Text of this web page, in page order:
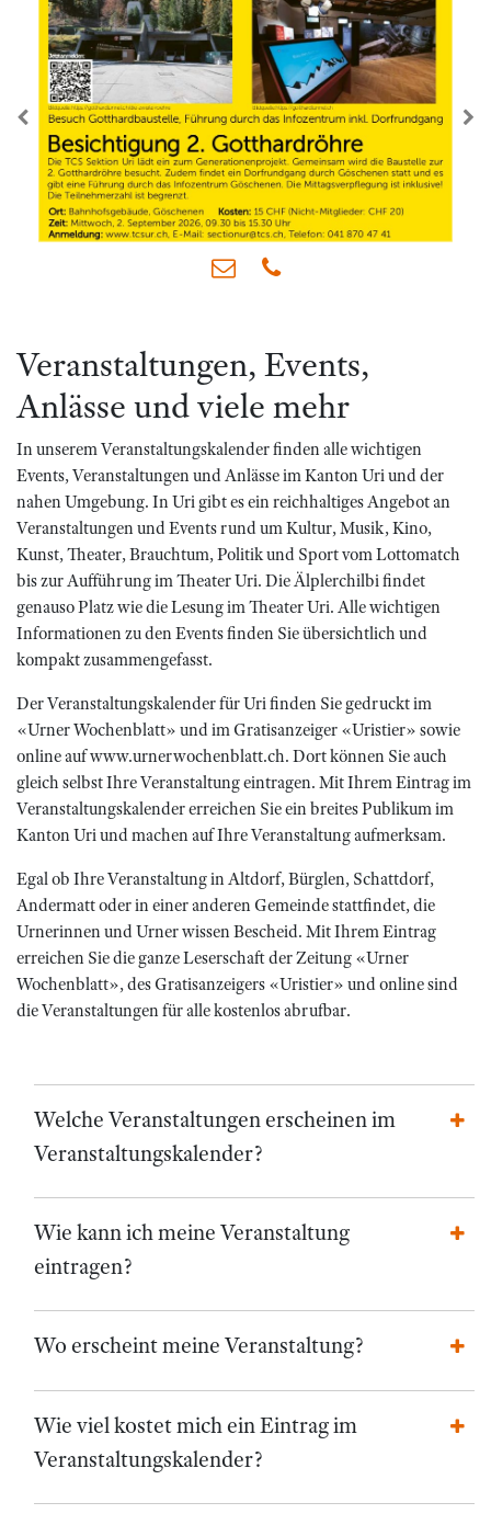
zurück
Veranstaltungen, Events,
Anlässe und viele mehr
In unserem Veranstaltungskalender finden alle wichtigen
Events, Veranstaltungen und Anlässe im Kanton Uri und der
nahen Umgebung. In Uri gibt es ein reichhaltiges Angebot an
Veranstaltungen und Events rund um Kultur, Musik, Kino,
Kunst, Theater, Brauchtum, Politik und Sport vom Lottomatch
bis zur Aufführung im Theater Uri. Die Älplerchilbi findet
genauso Platz wie die Lesung im Theater Uri. Alle wichtigen
Informationen zu den Events finden Sie übersichtlich und
kompakt zusammengefasst.
Der Veranstaltungskalender für Uri finden Sie gedruckt im
«Urner Wochenblatt» und im Gratisanzeiger «Uristier» sowie
online auf www.urnerwochenblatt.ch. Dort können Sie auch
gleich selbst Ihre Veranstaltung eintragen. Mit Ihrem Eintrag im
Veranstaltungskalender erreichen Sie ein breites Publikum im
Kanton Uri und machen auf Ihre Veranstaltung aufmerksam.
Egal ob Ihre Veranstaltung in Altdorf, Bürglen, Schattdorf,
Andermatt oder in einer anderen Gemeinde stattfindet, die
Urnerinnen und Urner wissen Bescheid. Mit Ihrem Eintrag
erreichen Sie die ganze Leserschaft der Zeitung «Urner
Wochenblatt», des Gratisanzeigers «Uristier» und online sind
die Veranstaltungen für alle kostenlos abrufbar.
Welche Veranstaltungen erscheinen im
Veranstaltungskalender?
Wie kann ich meine Veranstaltung
eintragen?
Wo erscheint meine Veranstaltung?
Wie viel kostet mich ein Eintrag im
Veranstaltungskalender?